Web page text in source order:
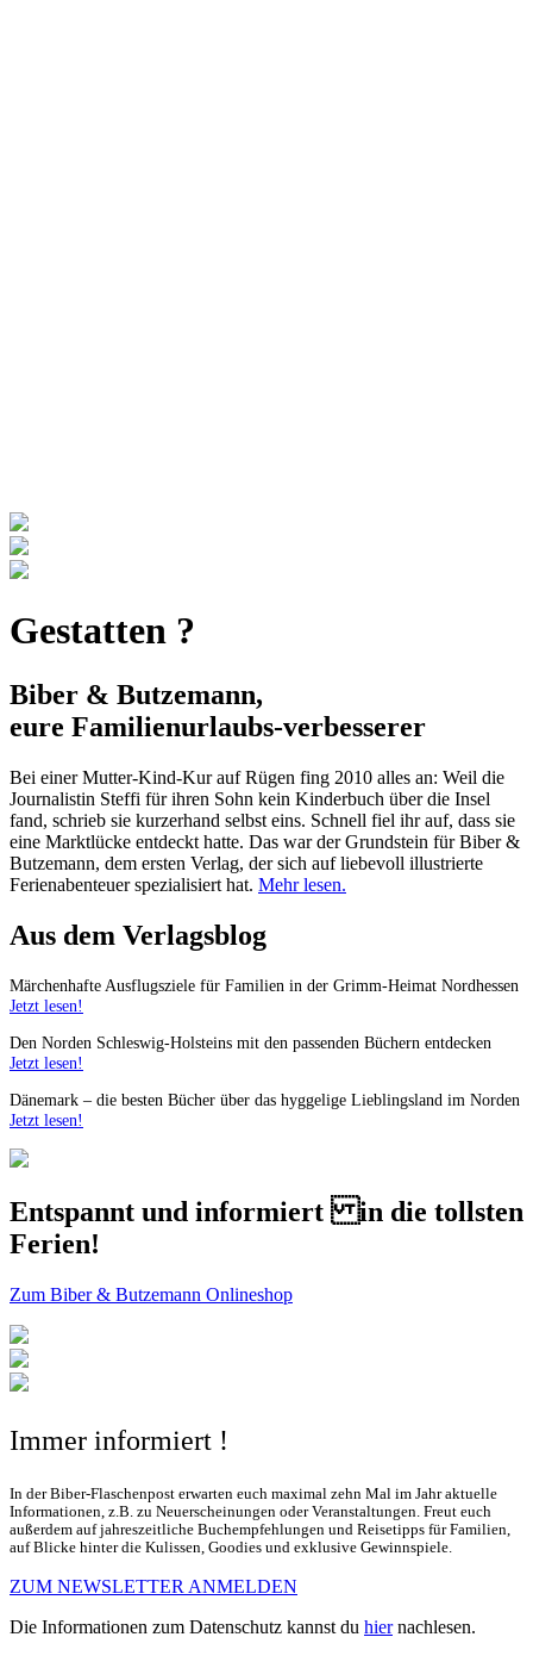
Gestatten ?
Biber & Butzemann,
eure Familienurlaubs-verbesserer
Bei einer Mutter-Kind-Kur auf Rügen fing 2010 alles an: Weil die
Journalistin Steffi für ihren Sohn kein Kinderbuch über die Insel
fand, schrieb sie kurzerhand selbst eins. Schnell fiel ihr auf, dass sie
eine Marktlücke entdeckt hatte. Das war der Grundstein für Biber &
Butzemann, dem ersten Verlag, der sich auf liebevoll illustrierte
Ferienabenteuer spezialisiert hat. Mehr lesen.
Aus dem Verlagsblog
Märchenhafte Ausflugsziele für Familien in der Grimm-Heimat Nordhessen
Jetzt lesen!
Den Norden Schleswig-Holsteins mit den passenden Büchern entdecken
Jetzt lesen!
Dänemark – die besten Bücher über das hyggelige Lieblingsland im Norden
Jetzt lesen!
Entspannt und informiert in die tollsten
Ferien!
Zum Biber & Butzemann Onlineshop
Immer informiert !
In der Biber-Flaschenpost erwarten euch maximal zehn Mal im Jahr aktuelle
Informationen, z.B. zu Neuerscheinungen oder Veranstaltungen. Freut euch
außerdem auf jahreszeitliche Buchempfehlungen und Reisetipps für Familien,
auf Blicke hinter die Kulissen, Goodies und exklusive Gewinnspiele.
ZUM NEWSLETTER ANMELDEN
Die Informationen zum Datenschutz kannst du hiernachlesen.